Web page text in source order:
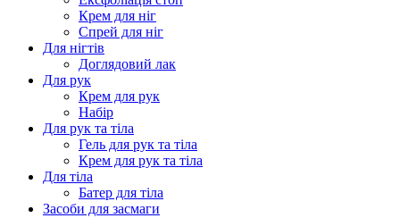
Крем для ніг
Спрей для ніг
Для нігтів
Доглядовий лак
Для рук
Крем для рук
Набір
Для рук та тіла
Гель для рук та тіла
Крем для рук та тіла
Для тіла
Батер для тіла
Засоби для засмаги